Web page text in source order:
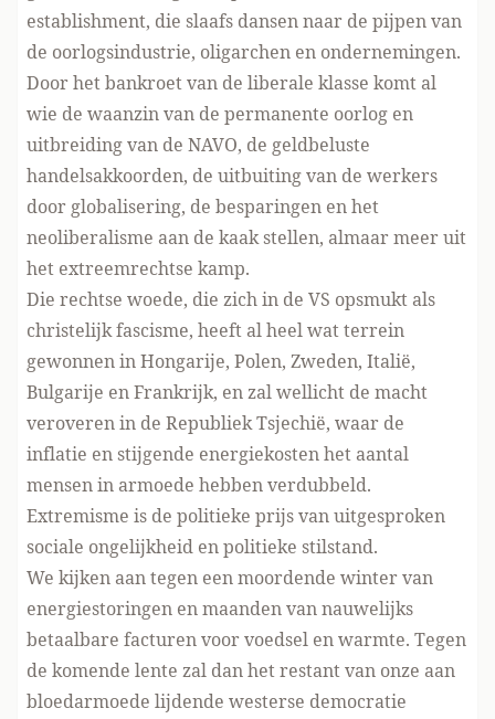
establishment, die slaafs dansen naar de pijpen van
de oorlogsindustrie, oligarchen en ondernemingen.
Door het bankroet van de liberale klasse komt al
wie de waanzin van de permanente oorlog en
uitbreiding van de NAVO, de geldbeluste
handelsakkoorden, de uitbuiting van de werkers
door globalisering, de besparingen en het
neoliberalisme aan de kaak stellen, almaar meer uit
het extreemrechtse kamp.
Die rechtse woede, die zich in de VS opsmukt als
christelijk fascisme, heeft al heel wat terrein
gewonnen in Hongarije, Polen, Zweden, Italië,
Bulgarije en Frankrijk, en zal wellicht de macht
veroveren in de Republiek Tsjechië, waar de
inflatie en stijgende energiekosten het aantal
mensen in armoede hebben verdubbeld.
Extremisme is de politieke prijs van uitgesproken
sociale ongelijkheid en politieke stilstand.
We kijken aan tegen een moordende winter van
energiestoringen en maanden van nauwelijks
betaalbare facturen voor voedsel en warmte. Tegen
de komende lente zal dan het restant van onze aan
bloedarmoede lijdende westerse democratie